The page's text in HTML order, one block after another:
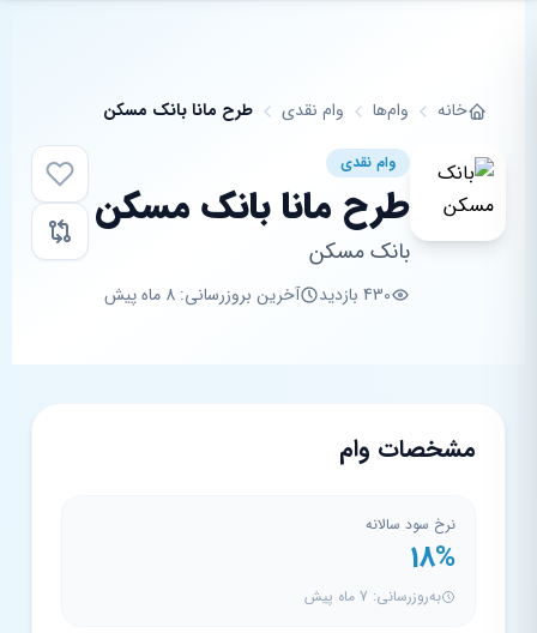
خانه وام‌ها وام نقدی طرح مانا بانک مسکن
وام نقدی
طرح مانا بانک مسکن
بانک مسکن
430 بازدید آخرین بروزرسانی: 8 ماه پیش
مشخصات وام
نرخ سود سالانه
18%
به‌روزرسانی: 7 ماه پیش